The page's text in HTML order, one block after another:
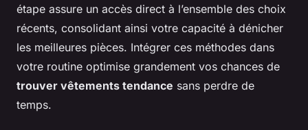
étape assure un accès direct à l’ensemble des choix
récents, consolidant ainsi votre capacité à dénicher
les meilleures pièces. Intégrer ces méthodes dans
votre routine optimise grandement vos chances de
trouver vêtements tendance sans perdre de
temps.